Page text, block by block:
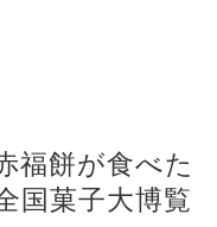
福餅が食べた
国菓子大博覧